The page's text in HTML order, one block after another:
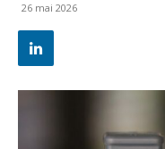
26 mai 2026